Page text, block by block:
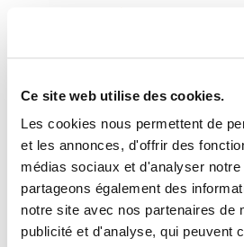
Ce site web utilise des cookies.
Les cookies nous permettent de
et les annonces, d'offrir des
médias sociaux et d'analyser
partageons également des
notre site avec nos partenaires de
publicité et d'analyse, qui peuvent
Astekaria 212.PDF7.1 MB